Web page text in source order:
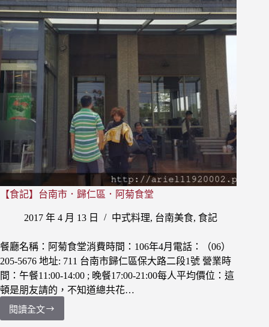
牛
肉
●
現
宰
肉
清
【食記】台南市．歸仁區．阿菊食堂
2017 年 4 月 13 日 中式料理, 台南美食, 食記
餐廳名稱：阿菊食堂消費時間：106年4月電話：（06）
205-5676 地址: 711 台南市歸仁區保大路二段1號 營業時
間：午餐11:00-14:00 ; 晚餐17:00-21:00每人平均價位：這
頓是朋友請的，不知道總共花…
閱讀全文
【食